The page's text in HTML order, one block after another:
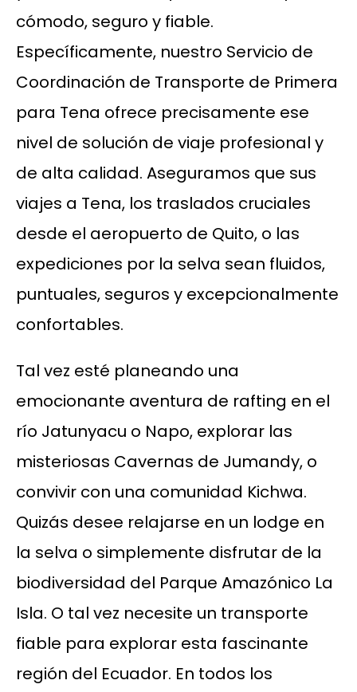
cómodo, seguro y fiable.
Específicamente, nuestro Servicio de
Coordinación de Transporte de Primera
para Tena ofrece precisamente ese
nivel de solución de viaje profesional y
de alta calidad. Aseguramos que sus
viajes a Tena, los traslados cruciales
desde el aeropuerto de Quito, o las
expediciones por la selva sean fluidos,
puntuales, seguros y excepcionalmente
confortables.
Tal vez esté planeando una
emocionante aventura de rafting en el
río Jatunyacu o Napo, explorar las
misteriosas Cavernas de Jumandy, o
convivir con una comunidad Kichwa.
Quizás desee relajarse en un lodge en
la selva o simplemente disfrutar de la
biodiversidad del Parque Amazónico La
Isla. O tal vez necesite un transporte
fiable para explorar esta fascinante
región del Ecuador. En todos los